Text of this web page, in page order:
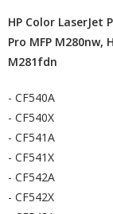
HP Color LaserJet
Pro MFP M280nw,
M281fdn
- CF540A
- CF540X
- CF541A
- CF541X
- CF542A
- CF542X